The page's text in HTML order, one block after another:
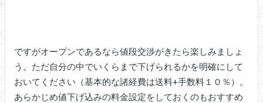
ですがオープンであるなら値段交渉がきたら楽しみましょ
う。ただ自分の中でいくらまで下げられるかを明確にして
おいてください（基本的な諸経費は送料+手数料１０％）。
あらかじめ値下げ込みの料金設定をしておくのもおすすめ